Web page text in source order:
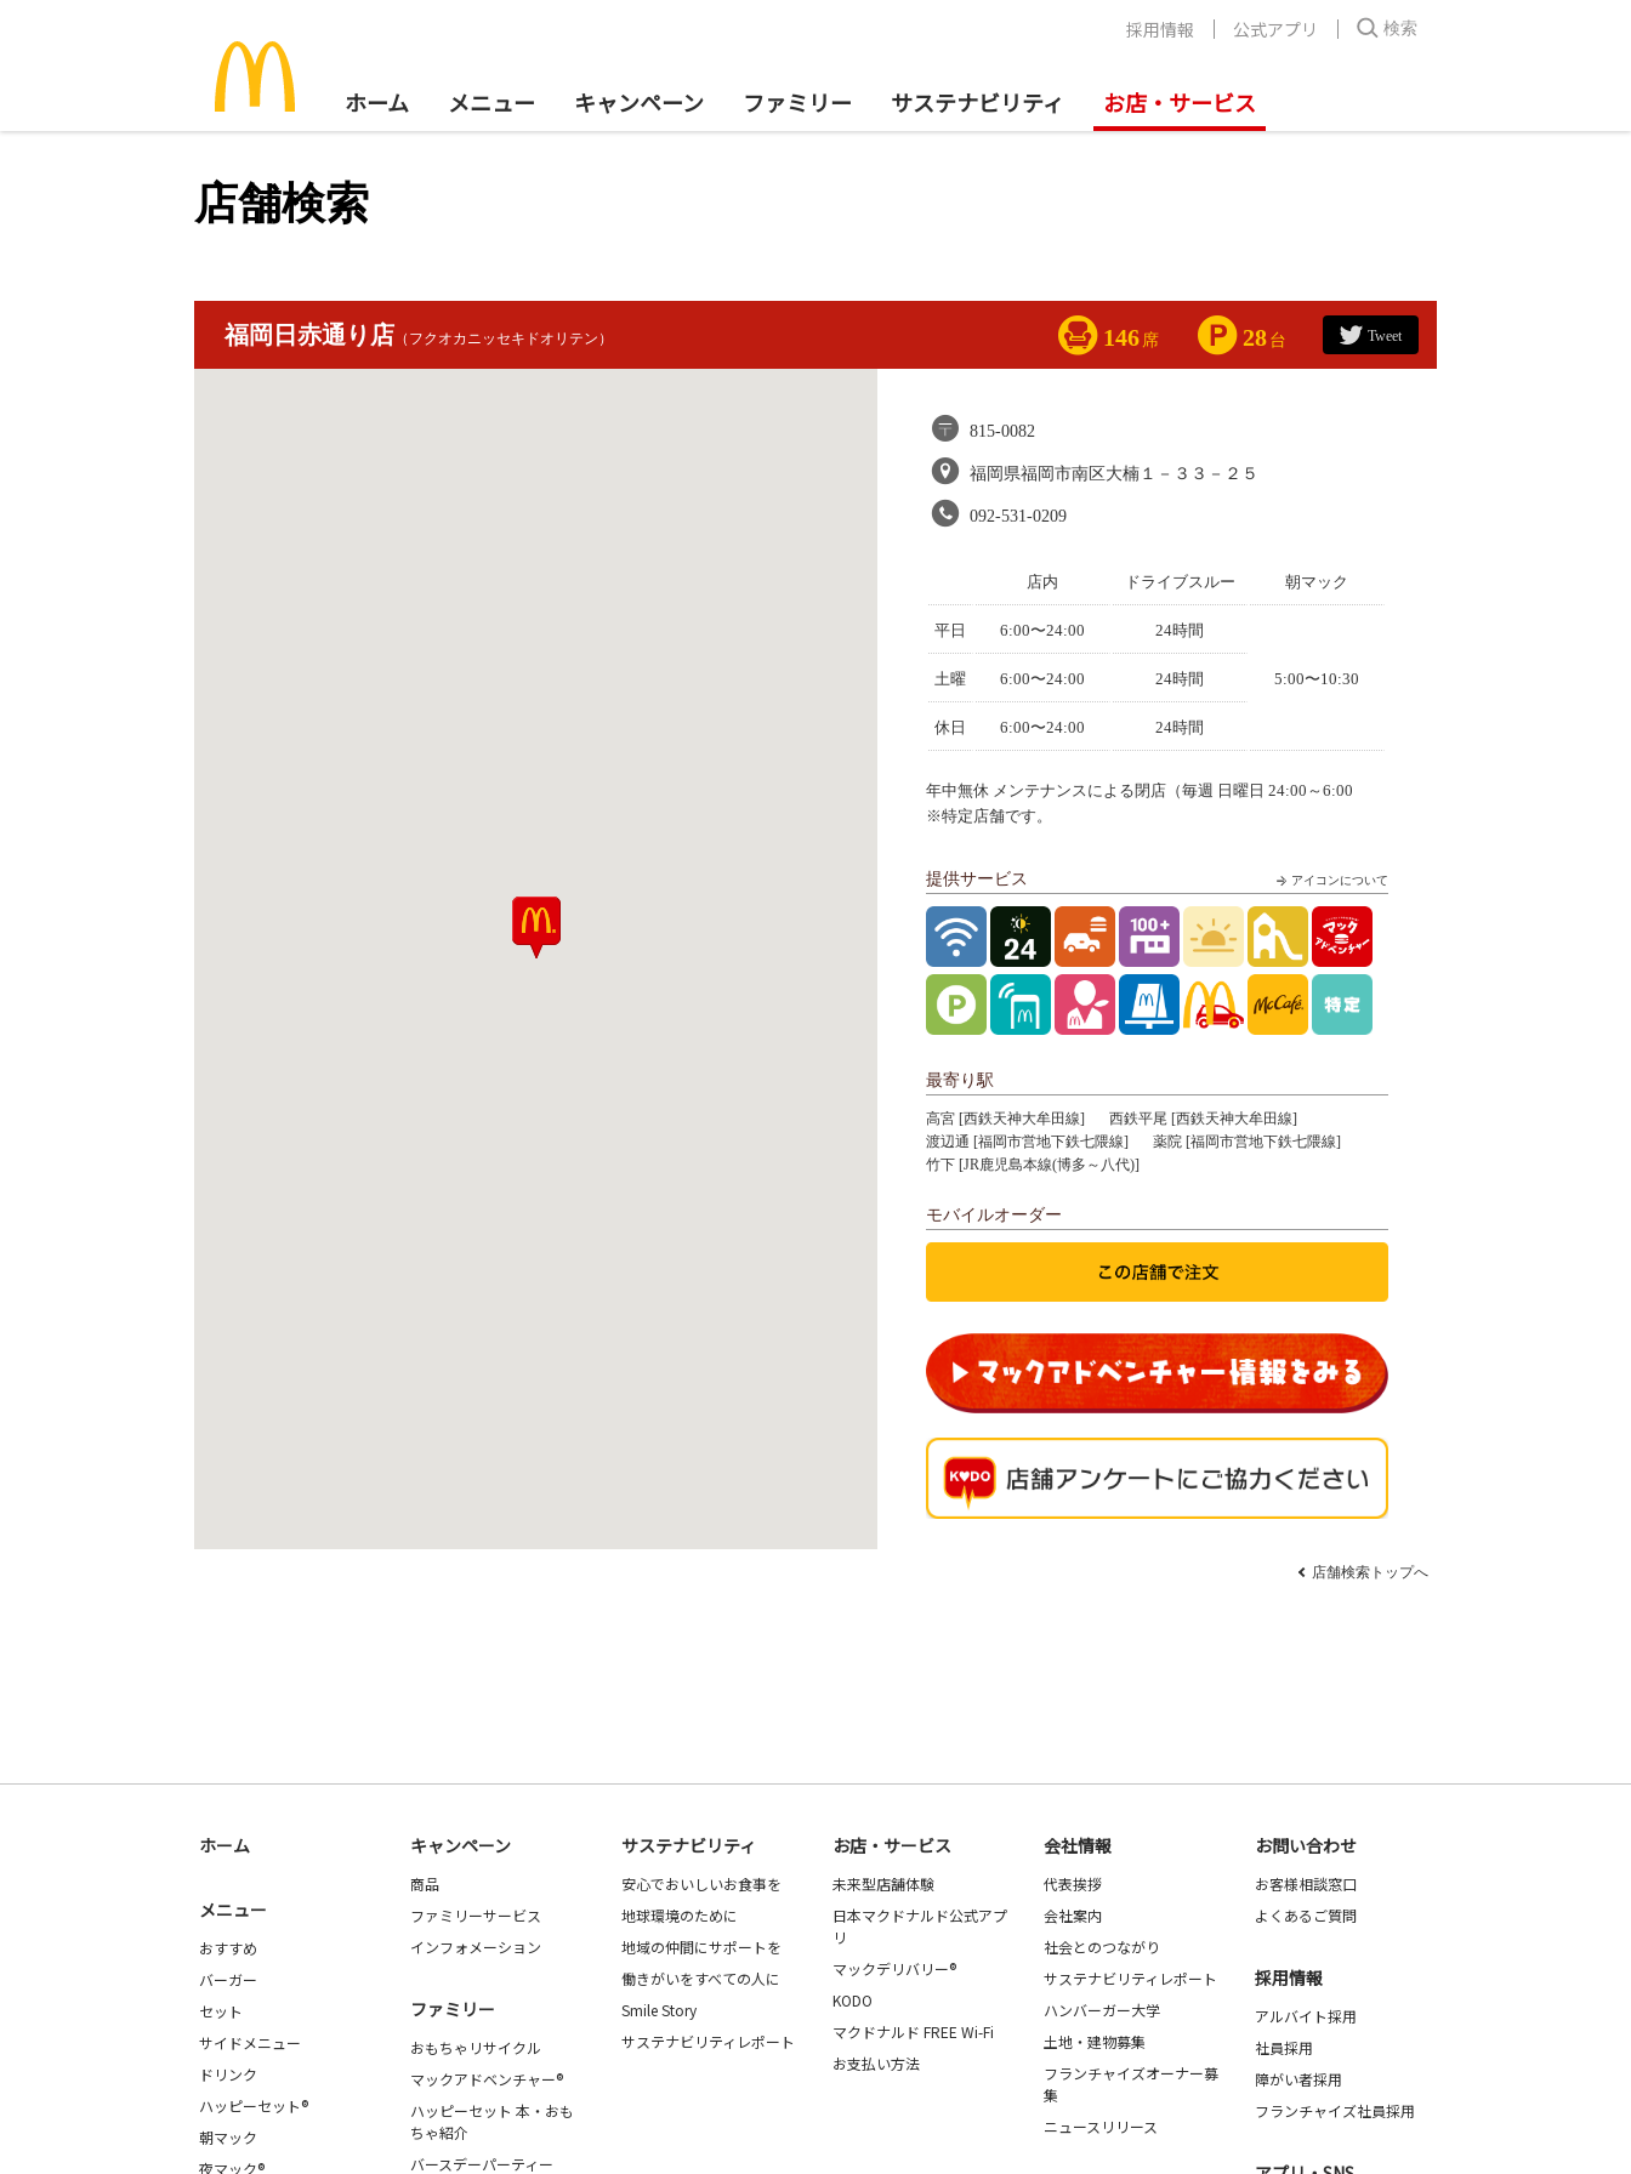
ホーム メニュー キャンペーン ファミリー サステナビリティ お店・サービス
採用情報 公式アプリ 検索
店舗検索
福岡日赤通り店 （フクオカニッセキドオリテン） 146 席 28 台 Tweet
815-0082
福岡県福岡市南区大楠１－３３－２５
092-531-0209
店内 ドライブスルー 朝マック
平日 6:00〜24:00 24時間
5:00〜10:30
土曜 6:00〜24:00 24時間
休日 6:00〜24:00 24時間
年中無休 メンテナンスによる閉店（毎週 日曜日 24:00～6:00
※特定店舗です。
アイコンについて
提供サービス
最寄り駅
高宮 [西鉄天神大牟田線]
西鉄平尾 [西鉄天神大牟田線]
渡辺通 [福岡市営地下鉄七隈線]
薬院 [福岡市営地下鉄七隈線]
竹下 [JR鹿児島本線(博多～八代)]
モバイルオーダー
店舗検索トップへ
ホーム
メニュー
おすすめ
バーガー
セット
サイドメニュー
ドリンク
ハッピーセット®
朝マック
夜マック®
キャンペーン
商品
ファミリーサービス
インフォメーション
ファミリー
おもちゃリサイクル
マックアドベンチャー®
ハッピーセット 本・おも
ちゃ紹介
バースデーパーティー
サステナビリティ
安心でおいしいお食事を
地球環境のために
地域の仲間にサポートを
働きがいをすべての人に
Smile Story
サステナビリティレポート
お店・サービス
未来型店舗体験
日本マクドナルド公式アプ
リ
マックデリバリー®
KODO
マクドナルド FREE Wi-Fi
お支払い方法
会社情報
代表挨拶
会社案内
社会とのつながり
サステナビリティレポート
ハンバーガー大学
土地・建物募集
フランチャイズオーナー募
集
ニュースリリース
お問い合わせ
お客様相談窓口
よくあるご質問
採用情報
アルバイト採用
社員採用
障がい者採用
フランチャイズ社員採用